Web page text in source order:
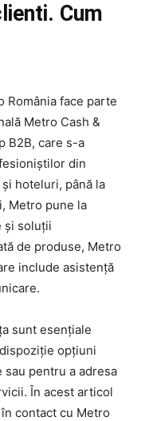
Cum
România face parte
Metro Cash &
B2B, care s-a
din
hoteluri, până la
Metro pune la
și soluții
de produse, Metro
include asistență
sunt esențiale
opțiuni
pentru a adresa
În acest articol
contact cu Metro